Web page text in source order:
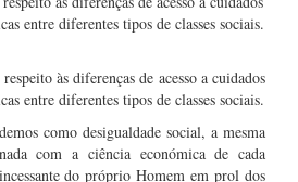
entre diferentes tipos de classes sociais.
às diferenças de acesso a cuidados
entre diferentes tipos de classes sociais.
como desigualdade social, a mesma
com a ciência económica de cada
do próprio Homem em prol dos